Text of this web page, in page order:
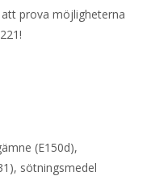
prova möjligheterna
(E150d),
sötningsmedel